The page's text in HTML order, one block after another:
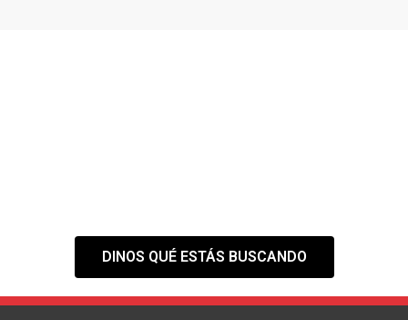
DINOS QUÉ ESTÁS BUSCANDO